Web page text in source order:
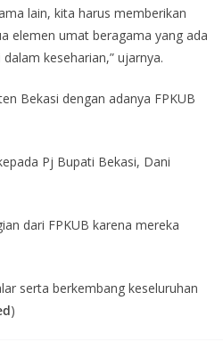
lain, kita harus memberikan
elemen umat beragama yang ada
keseharian,” ujarnya.
Bekasi dengan adanya FPKUB
Pj Bupati Bekasi, Dani
dari FPKUB karena mereka
serta berkembang keseluruhan
)